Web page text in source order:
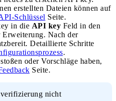
erstellten Dateien können auf
Schlüssel Seite.
in die API key Feld in den
Nach der
Detaillierte Schritte
.
oder Vorschläge haben,
Seite.
nicht